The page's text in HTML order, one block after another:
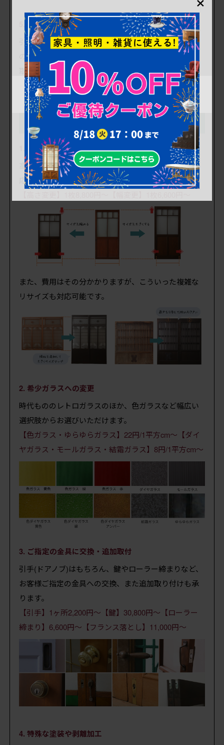
5. 破損、欠損している金具の交換・取り付け
引手が破損、あるいは欠損しているなど、建具として
の機能に支障がある場合は、当店指定の金具へ交換・
取り付けを行います。
※金具代は別途有料となります。
更に追加カスタマイズも ! (参考価格は税込)
1. 高さ・幅のリサイズ
高さ・幅共にリサイズをご希望の場合は、有料にて対
応いたします。
また、費用はその分かかりますが、こういった複雑な
リサイズも対応可能です。
2. 希少ガラスへの変更
時代もののレトロガラスのほか、色ガラスなど幅広い
選択肢からお選びいただけます。
【色ガラス・ゆらゆらガラス】22円/1平方cm～【ダイ
ヤガラス・モールガラス・結霜ガラス】8円/1平方cm～
3. ご指定の金具に交換・追加取付
引手(ドアノブ)はもちろん、鍵やローラー締まりなど、
お客様ご指定の金具への交換、また追加取り付けも承
ります。
【引手】1ヶ所2,200円～【鍵】30,800円～【ローラー
締まり】6,600円～【フランス落とし】11,000円～
4. 特殊な塗装や剥離加工